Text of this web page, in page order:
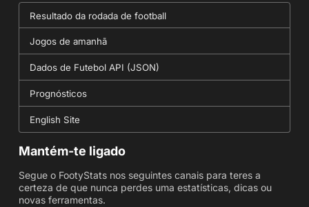
Resultado da rodada de football
Jogos de amanhã
Dados de Futebol API (JSON)
Prognósticos
English Site
Mantém-te ligado
Segue o FootyStats nos seguintes canais para teres a
certeza de que nunca perdes uma estatísticas, dicas ou
novas ferramentas.